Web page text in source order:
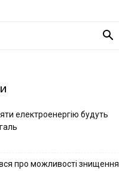
електроенергію будуть
про можливості знищення